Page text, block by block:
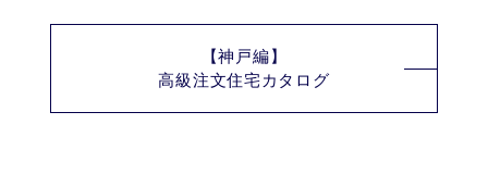
【神戸編】
高級注文住宅カタログ